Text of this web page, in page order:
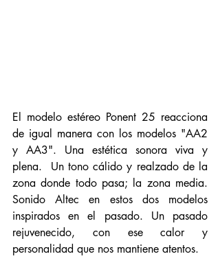
El modelo estéreo Ponent 25 reacciona
de igual manera con los modelos "AA2
y AA3". Una estética sonora viva y
plena.  Un tono cálido y realzado de la
zona donde todo pasa; la zona media.
Sonido Altec en estos dos modelos
inspirados en el pasado. Un pasado
rejuvenecido, con ese calor y
personalidad que nos mantiene atentos.